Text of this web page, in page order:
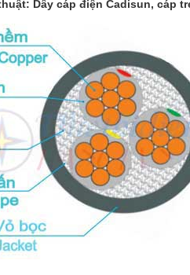
Dây cáp điện Cadisun, cáp